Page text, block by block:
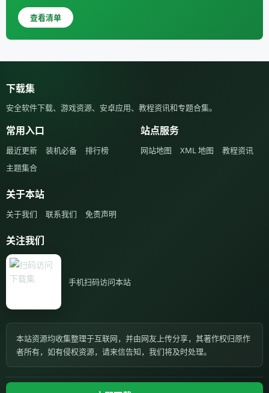
查看清单
下载集
安全软件下载、游戏资源、安卓应用、教程资讯和专题合集。
常用入口
最近更新 装机必备
排行榜
主题集合
站点服务
网站地图 XML 地图 教程资讯
关于本站
关于我们 联系我们 免责声明
关注我们
手机扫码访问本站
本站资源均收集整理于互联网，并由网友上传分享，其著作权归原作
者所有，如有侵权资源，请来信告知，我们将及时处理。